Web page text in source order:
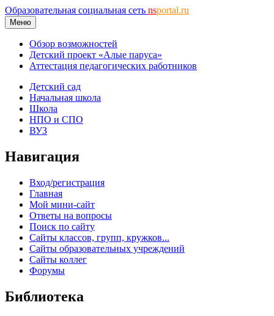
Образовательная социальная сеть nsportal.ru
Меню
Обзор возможностей
Детский проект «Алые паруса»
Аттестация педагогических работников
Детский сад
Начальная школа
Школа
НПО и СПО
ВУЗ
Навигация
Вход/регистрация
Главная
Мой мини-сайт
Ответы на вопросы
Поиск по сайту
Сайты классов, групп, кружков...
Сайты образовательных учреждений
Сайты коллег
Форумы
Библиотека